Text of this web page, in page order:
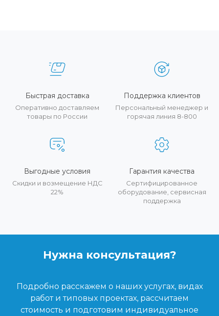
Быстрая доставка
Оперативно доставляем
товары по России
Поддержка клиентов
Персональный менеджер и
горячая линия 8-800
Выгодные условия
Скидки и возмещение НДС
22%
Гарантия качества
Сертифицированное
оборудование, сервисная
поддержка
Нужна консультация?
Подробно расскажем о наших услугах, видах
работ и типовых проектах, рассчитаем
стоимость и подготовим индивидуальное